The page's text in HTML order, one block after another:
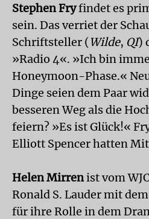
Stephen Fryfindet es
sein. Das verriet der
Schriftsteller (Wilde, QI)
»Radio 4«. »Ich bin
Honeymoon-Phase.«
Dinge seien dem Paar
besseren Weg als die
feiern? »Es ist Glück!«
Elliott Spencer hatten
Helen Mirrenist vom
Ronald S. Lauder mit
für ihre Rolle in dem